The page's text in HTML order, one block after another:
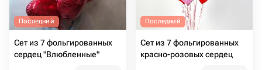
Последний
Сет из 7 фольгированных
сердец "Влюбленные"
Последний
Сет из 7 фольгированных
красно-розовых сердец